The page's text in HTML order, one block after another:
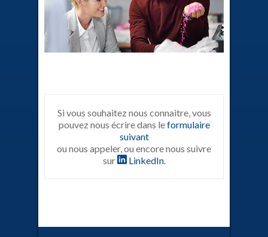
Si vous souhaitez nous connaitre, vous
pouvez nous écrire dans leformulaire
suivant
ou nous appeler, ou encore nous suivre
sur
LinkedIn.